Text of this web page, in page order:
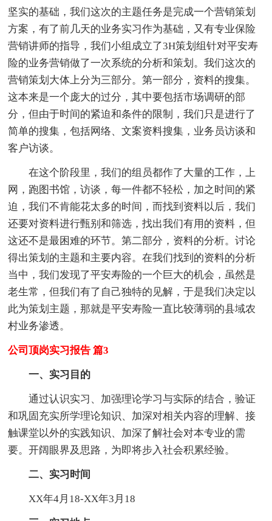
坚实的基础，我们这次的主题任务是完成一个营销策划
方案，有了前几天的业务实习作为基础，又有专业保险
营销讲师的指导，我们小组成立了3H策划组针对平安寿
险的业务营销做了一次系统的分析和策划。我们这次的
营销策划大体上分为三部分。第一部分，资料的搜集。
这本来是一个庞大的过分，其中要包括市场调研的部
分，但由于时间的紧迫和条件的限制，我们只是进行了
简单的搜集，包括网络、文案资料搜集，业务员访谈和
客户访谈。
在这个阶段里，我们的组员都作了大量的工作，上
网，跑图书馆，访谈，每一件都不轻松，加之时间的紧
迫，我们不肯能花太多的时间，而找到资料以后，我们
还要对资料进行甄别和筛选，找出我们有用的资料，但
这还不是最困难的环节。第二部分，资料的分析。讨论
得出策划的主题和主要内容。在我们找到的资料的分析
当中，我们发现了平安寿险的一个巨大的机会，虽然是
老生常，但我们有了自己独特的见解，于是我们决定以
此为策划主题，那就是平安寿险一直比较薄弱的县域农
村业务渗透。
公司顶岗实习报告 篇3
一、实习目的
通过认识实习、加强理论学习与实际的结合，验证
和巩固充实所学理论知识、加深对相关内容的理解、接
触课堂以外的实践知识、加深了解社会对本专业的需
要。开阔眼界及思路，为即将步入社会积累经验。
二、实习时间
XX年4月18-XX年3月18